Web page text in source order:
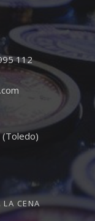
112
CENA